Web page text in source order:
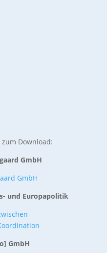
Download:
GmbH
GmbH
und Europapolitik
GmbH